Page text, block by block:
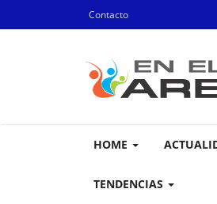
Contacto
HOME
TENDENCIAS